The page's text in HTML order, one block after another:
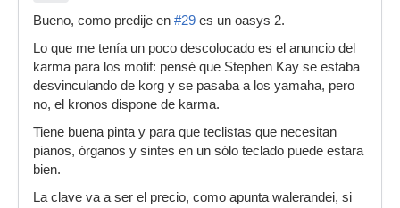
Bueno, como predije en #29 es un oasys 2.
Lo que me tenía un poco descolocado es el anuncio del
karma para los motif: pensé que Stephen Kay se estaba
desvinculando de korg y se pasaba a los yamaha, pero
no, el kronos dispone de karma.
Tiene buena pinta y para que teclistas que necesitan
pianos, órganos y sintes en un sólo teclado puede estara
bien.
La clave va a ser el precio, como apunta walerandei, si